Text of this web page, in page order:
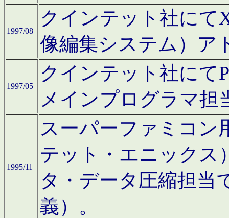
1997/08
クインテット社にて
像編集システム）ア
1997/05
クインテット社にて
メインプログラマ担
1995/11
スーパーファミコン
テット・エニックス
タ・データ圧縮担当
義）。